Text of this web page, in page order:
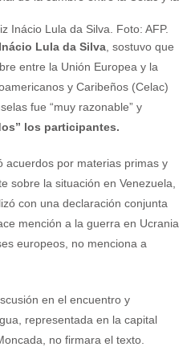
Inácio Lula da Silva. Foto: AFP.
Lula da Silva , sostuvo que
entre la Unión Europea y la
y Caribeños (Celac)
fue “muy razonable” y
los participantes.
acuerdos por materias primas y
sobre la situación en Venezuela,
con una declaración conjunta
mención a la guerra en Ucrania
europeos, no menciona a
en el encuentro y
representada en la capital
no firmara el texto.